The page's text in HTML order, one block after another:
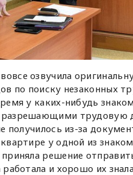
вовсе озвучила
по поиску незаконных
у каких-нибудь
трудовую
получилось из-за
у одной из
решение
и хорошо их